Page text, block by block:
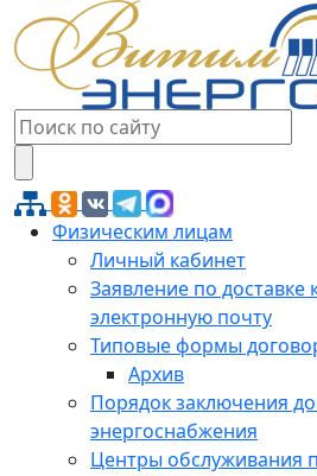
Физическим лицам
Личный кабинет
Заявление по доставке
электронную почту
Типовые формы
Архив
Порядок заключения
энергоснабжения
Центры обслуживания